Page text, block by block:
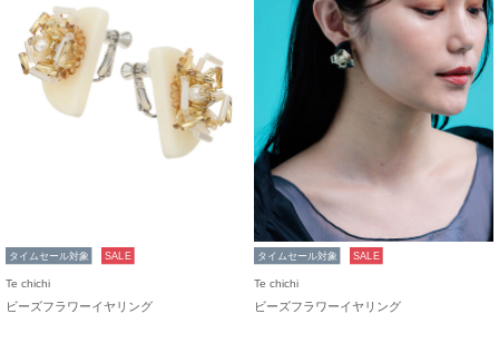
タイムセール対象 SALE
Te chichi
ビーズフラワーイヤリング
タイムセール対象 SALE
Te chichi
ビーズフラワーイヤリング